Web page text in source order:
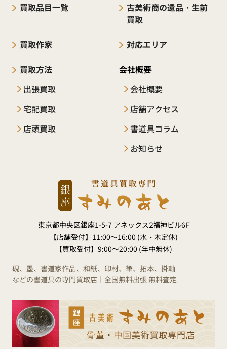
買取品目一覧
古美術商の遺品・生前
買取
買取作家 対応エリア
買取方法
出張買取
宅配買取
店頭買取
会社概要
会社概要
店舗アクセス
書道具コラム
お知らせ
東京都中央区銀座1-5-7 アネックス2福神ビル6F
【店舗受付】 11:00～16:00 (水・木定休)
【買取受付】 9:00～20:00 (年中無休)
硯、墨、書道家作品、和紙、印材、筆、拓本、掛軸
などの書道具の専門買取店｜全国無料出張 無料査定